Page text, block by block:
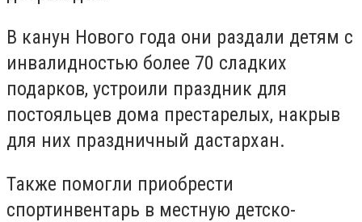
В канун Нового года они раздали детям с
инвалидностью более 70 сладких
подарков, устроили праздник для
постояльцев дома престарелых, накрыв
для них праздничный дастархан.
Также помогли приобрести
спортинвентарь в местную детско-